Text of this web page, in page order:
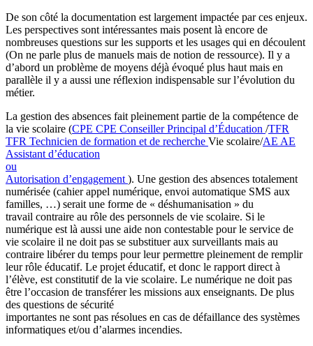
De son côté la documentation est largement impactée par ces enjeux.
Les perspectives sont intéressantes mais posent là encore de
nombreuses questions sur les supports et les usages qui en découlent
(On ne parle plus de manuels mais de notion de ressource). Il y a
d’abord un problème de moyens déjà évoqué plus haut mais en
parallèle il y a aussi une réflexion indispensable sur l’évolution du
métier.
La gestion des absences fait pleinement partie de la compétence de
la vie scolaire (CPE CPE Conseiller Principal d’Éducation /TFR
TFR Technicien de formation et de recherche Vie scolaire/AE AE
Assistant d’éducation
ou
Autorisation d’engagement ). Une gestion des absences totalement
numérisée (cahier appel numérique, envoi automatique SMS aux
familles, …) serait une forme de « déshumanisation » du
travail contraire au rôle des personnels de vie scolaire. Si le
numérique est là aussi une aide non contestable pour le service de
vie scolaire il ne doit pas se substituer aux surveillants mais au
contraire libérer du temps pour leur permettre pleinement de remplir
leur rôle éducatif. Le projet éducatif, et donc le rapport direct à
l’élève, est constitutif de la vie scolaire. Le numérique ne doit pas
être l’occasion de transférer les missions aux enseignants. De plus
des questions de sécurité
importantes ne sont pas résolues en cas de défaillance des systèmes
informatiques et/ou d’alarmes incendies.